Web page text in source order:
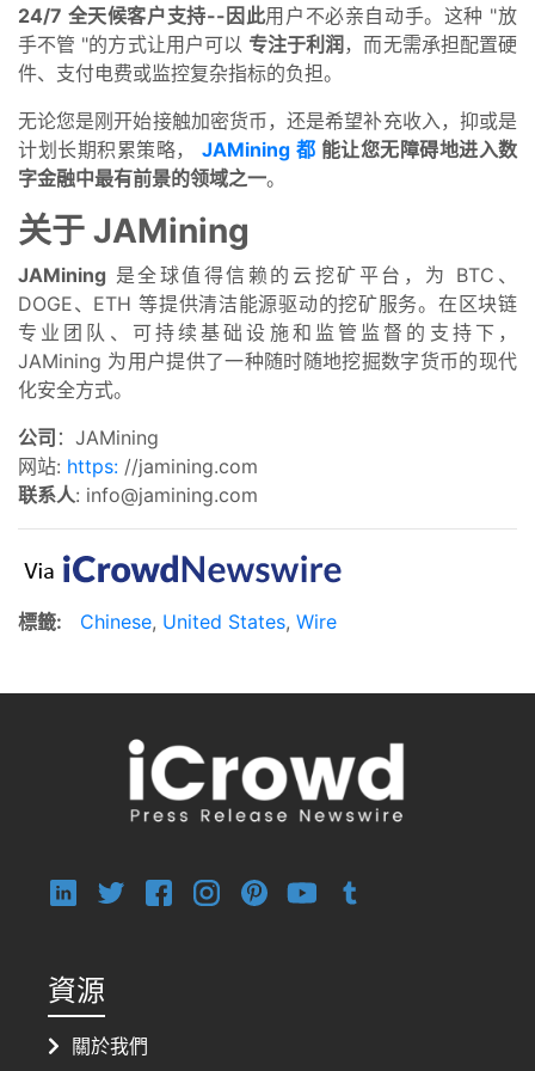
24/7 全天候客户支持--因此用户不必亲自动手。这种 "放
手不管 "的方式让用户可以 专注于利润 ，而无需承担配置硬
件、支付电费或监控复杂指标的负担。
无论您是刚开始接触加密货币，还是希望补充收入，抑或是
计划长期积累策略， JAMining 都 能让您无障碍地进入数
字金融中最有前景的领域之一。
关于 JAMining
JAMining 是全球值得信赖的云挖矿平台，为 BTC、
DOGE、ETH 等提供清洁能源驱动的挖矿服务。在区块链
专业团队、可持续基础设施和监管监督的支持下，
JAMining 为用户提供了一种随时随地挖掘数字货币的现代
化安全方式。
公司 ：JAMining
网站: https: //jamining.com
联系人: info@jamining.com
標籤: Chinese, United States, Wire
資源
關於我們